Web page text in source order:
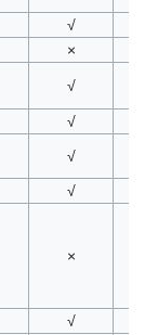
√
×
√
√
√
√
×
√